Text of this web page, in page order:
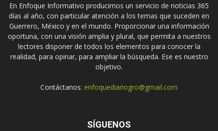
En Enfoque Informativo producimos un servicio de noticias 365
días al año, con particular atención a los temas que suceden en
Guerrero, México y en el mundo. Proporcionar una información
oportuna, con una visión amplia y plural, que permita a nuestros
lectores disponer de todos los elementos para conocer la
realidad, para opinar, para ampliar la búsqueda. Ese es nuestro
objetivo.
Contáctanos: enfoquediariogro@gmail.com
SÍGUENOS